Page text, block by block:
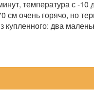
температура с -10
см очень горячо, но
два